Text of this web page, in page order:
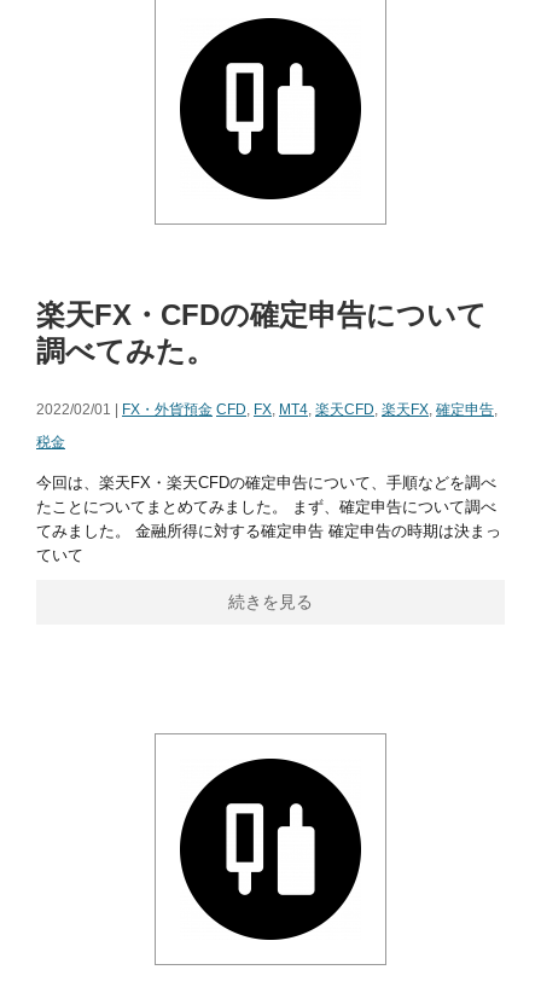
楽天FX・CFDの確定申告について
調べてみた。
2022/02/01 | FX・外貨預金 CFD, FX, MT4, 楽天CFD, 楽天FX, 確定申告,
税金
今回は、楽天FX・楽天CFDの確定申告について、手順などを調べ
たことについてまとめてみました。 まず、確定申告について調べ
てみました。 金融所得に対する確定申告 確定申告の時期は決まっ
ていて
続きを見る